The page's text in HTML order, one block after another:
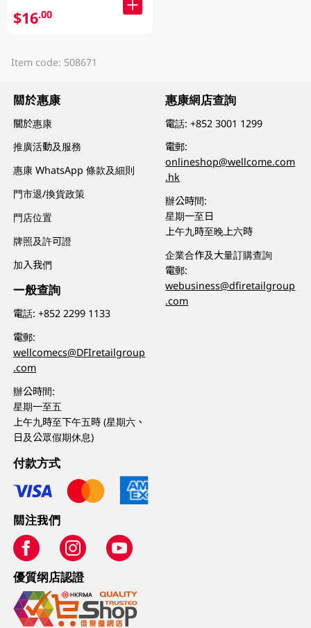
$16.00
Item code: 508671
關於惠康
關於惠康
推廣活動及服務
惠康 WhatsApp 條款及細則
門市退/換貨政策
門店位置
牌照及許可證
加入我們
一般查詢
電話:+852 2299 1133
電郵:
wellcomecs@DFIretailgroup
.com
辦公時間:
星期一至五
上午九時至下午五時 (星期六、
日及公眾假期休息)
惠康網店查詢
電話:+852 3001 1299
電郵:
onlineshop@wellcome.com
.hk
辦公時間:
星期一至日
上午九時至晚上六時
企業合作及大量訂購查詢
電郵:
webusiness@dfiretailgroup
.com
付款方式
關注我們
優質纲店認證